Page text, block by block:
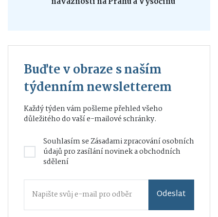
Buďte v obraze s naším
týdenním newsletterem
Každý týden vám pošleme přehled všeho
důležitého do vaší e-mailové schránky.
Souhlasím seZásadami zpracování osobních
údajůpro zasílání novinek a obchodních
sdělení
Odeslat